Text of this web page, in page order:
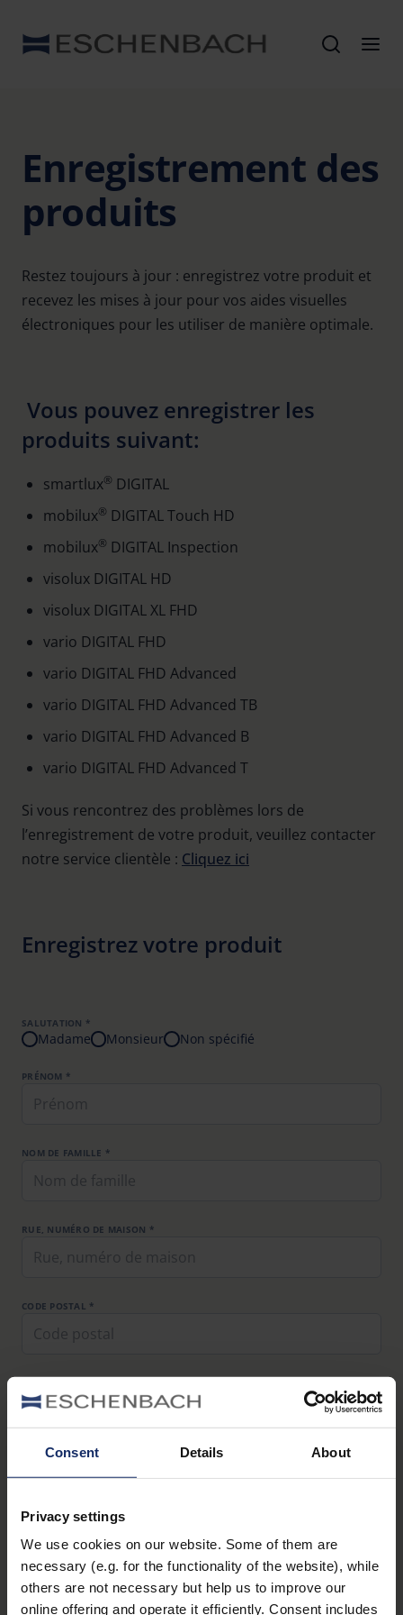
Consent Details About
Privacy settings
We use cookies on our website. Some of them are
necessary (e.g. for the functionality of the website), while
others are not necessary but help us to improve our
online offering and operate it efficiently. Consent includes
Enregistrement des
produits
Restez toujours à jour : enregistrez votre produit et
recevez les mises à jour pour vos aides visuelles
électroniques pour les utiliser de manière optimale.
Vous pouvez enregistrer les
produits suivant:
smartlux® DIGITAL
mobilux® DIGITAL Touch HD
mobilux® DIGITAL Inspection
visolux DIGITAL HD
visolux DIGITAL XL FHD
vario DIGITAL FHD
vario DIGITAL FHD Advanced
vario DIGITAL FHD Advanced TB
vario DIGITAL FHD Advanced B
vario DIGITAL FHD Advanced T
Si vous rencontrez des problèmes lors de
l’enregistrement de votre produit, veuillez contacter
notre service clientèle : Cliquez ici
Enregistrez votre produit
SALUTATION *
Madame Monsieur Non spécifié
PRÉNOM *
NOM DE FAMILLE *
RUE, NUMÉRO DE MAISON *
CODE POSTAL *